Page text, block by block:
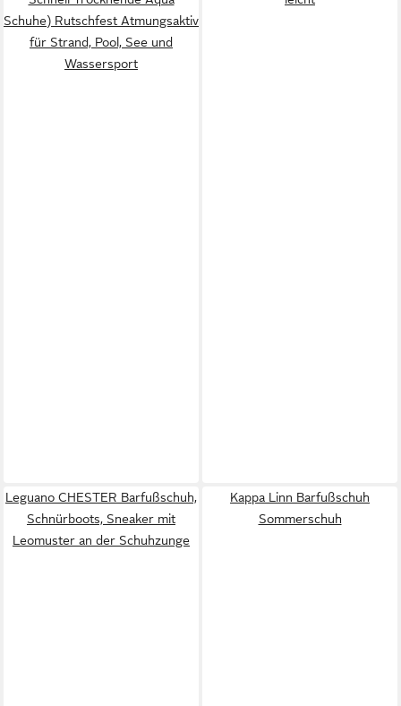
Schuhe) Rutschfest Atmungsaktiv
für Strand, Pool, See und
Wassersport
Leguano CHESTER Barfußschuh,
Schnürboots, Sneaker mit
Leomuster an der Schuhzunge
Kappa Linn Barfußschuh
Sommerschuh